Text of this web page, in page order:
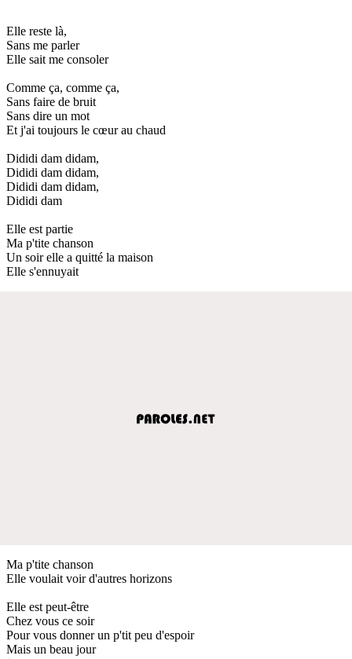
Elle reste là,
Sans me parler
Elle sait me consoler
Comme ça, comme ça,
Sans faire de bruit
Sans dire un mot
Et j'ai toujours le cœur au chaud
Dididi dam didam,
Dididi dam didam,
Dididi dam didam,
Dididi dam
Elle est partie
Ma p'tite chanson
Un soir elle a quitté la maison
Elle s'ennuyait
Ma p'tite chanson
Elle voulait voir d'autres horizons
Elle est peut-être
Chez vous ce soir
Pour vous donner un p'tit peu d'espoir
Mais un beau jour